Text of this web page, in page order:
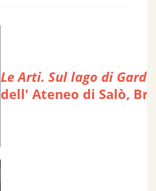
Le Arti. Sul lago di
dell' Ateneo di Salò,